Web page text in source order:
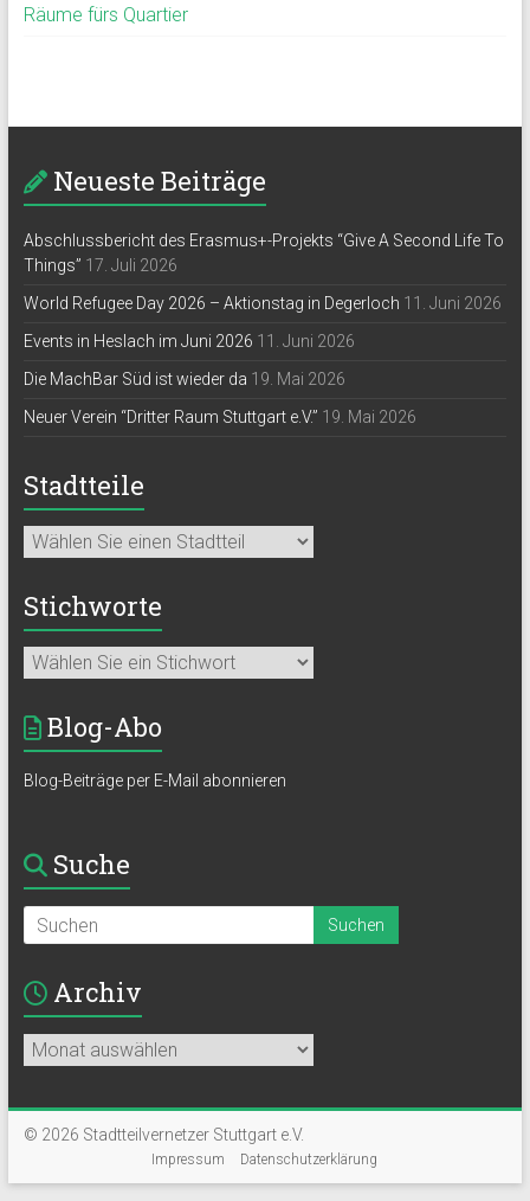
Räume fürs Quartier
Neueste Beiträge
Abschlussbericht des Erasmus+-Projekts “Give A Second Life To
Things” 17. Juli 2026
World Refugee Day 2026 – Aktionstag in Degerloch 11. Juni 2026
Events in Heslach im Juni 2026 11. Juni 2026
Die MachBar Süd ist wieder da 19. Mai 2026
Neuer Verein “Dritter Raum Stuttgart e.V.” 19. Mai 2026
Stadtteile
Stichworte
Blog-Abo
Blog-Beiträge per E-Mail abonnieren
Suche
Archiv
Archiv
© 2026 Stadtteilvernetzer Stuttgart e.V.
Impressum Datenschutzerklärung